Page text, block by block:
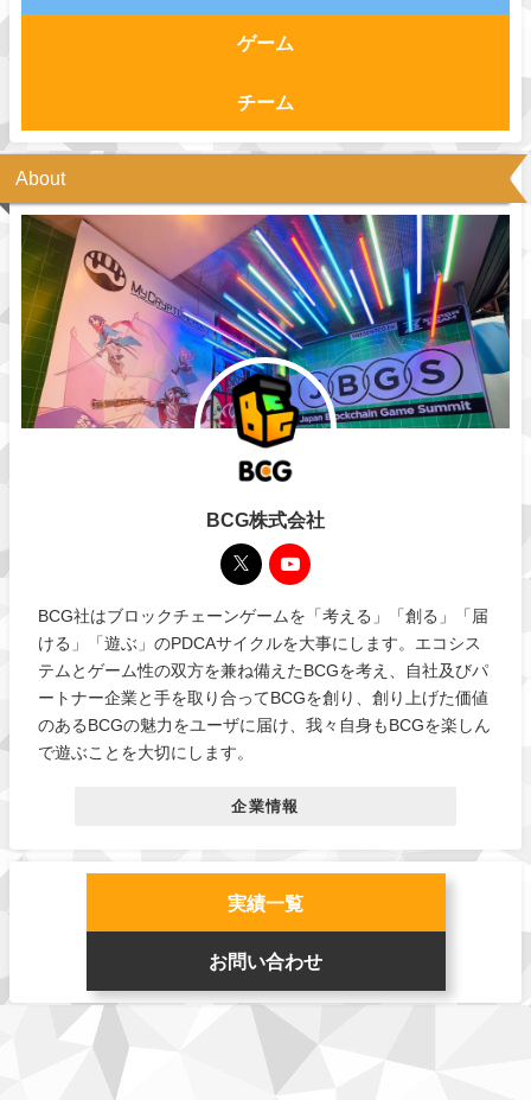
ゲーム
チーム
About
BCG株式会社
BCG社はブロックチェーンゲームを「考える」「創る」「届
ける」「遊ぶ」のPDCAサイクルを大事にします。エコシス
テムとゲーム性の双方を兼ね備えたBCGを考え、自社及びパ
ートナー企業と手を取り合ってBCGを創り、創り上げた価値
のあるBCGの魅力をユーザに届け、我々自身もBCGを楽しん
で遊ぶことを大切にします。
企業情報
実績一覧
お問い合わせ